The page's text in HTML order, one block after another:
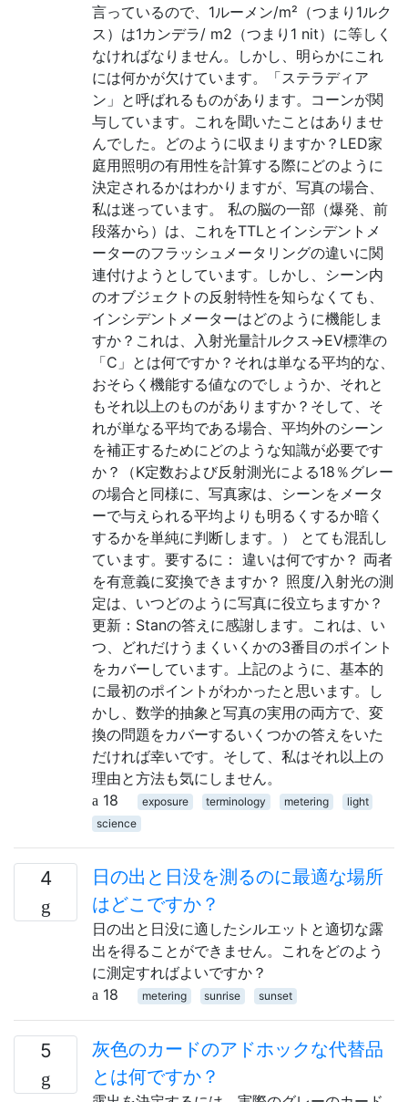
言っているので、1ルーメン/m²（つまり1ルク
ス）は1カンデラ/ m2（つまり1 nit）に等しく
なければなりません。しかし、明らかにこれ
には何かが欠けています。「ステラディア
ン」と呼ばれるものがあります。コーンが関
与しています。これを聞いたことはありませ
んでした。どのように収まりますか？LED家
庭用照明の有用性を計算する際にどのように
決定されるかはわかりますが、写真の場合、
私は迷っています。 私の脳の一部（爆発、前
段落から）は、これをTTLとインシデントメ
ーターのフラッシュメータリングの違いに関
連付けようとしています。しかし、シーン内
のオブジェクトの反射特性を知らなくても、
インシデントメーターはどのように機能しま
すか？これは、入射光量計ルクス→EV標準の
「C」とは何ですか？それは単なる平均的な、
おそらく機能する値なのでしょうか、それと
もそれ以上のものがありますか？そして、そ
れが単なる平均である場合、平均外のシーン
を補正するためにどのような知識が必要です
か？（K定数および反射測光による18％グレー
の場合と同様に、写真家は、シーンをメータ
ーで与えられる平均よりも明るくするか暗く
するかを単純に判断します。） とても混乱し
ています。要するに： 違いは何ですか？ 両者
を有意義に変換できますか？ 照度/入射光の測
定は、いつどのように写真に役立ちますか？
更新：Stanの答えに感謝します。これは、い
つ、どれだけうまくいくかの3番目のポイント
をカバーしています。上記のように、基本的
に最初のポイントがわかったと思います。し
かし、数学的抽象と写真の実用の両方で、変
換の問題をカバーするいくつかの答えをいた
だければ幸いです。そして、私はそれ以上の
理由と方法も気にしません。
18
exposure terminology metering
light
science
4
日の出と日没を測るのに最適な場所
はどこですか？
日の出と日没に適したシルエットと適切な露
出を得ることができません。これをどのよう
に測定すればよいですか？
18
metering sunrise sunset
5
灰色のカードのアドホックな代替品
とは何ですか？